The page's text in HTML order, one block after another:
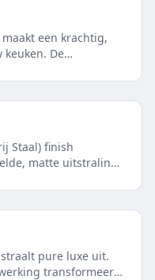
een krachtig,
De
Staal) finish
matte uitstraling
subtiele kraan
pure luxe uit.
transformeert